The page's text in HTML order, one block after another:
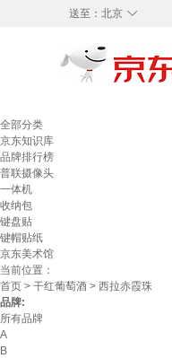
◇
送至： 北京
全部分类
京东知识库
品牌排行榜
普联摄像头
一体机
收纳包
键盘贴
键帽贴纸
京东美术馆
当前位置：
首页 > 干红葡萄酒 > 西拉赤霞珠
品牌:
所有品牌
A
B